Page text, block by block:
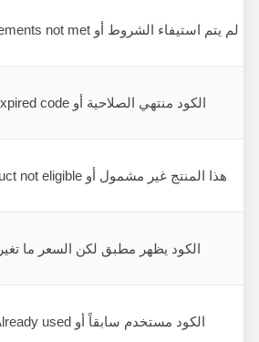
لم يتم استيفاء الشروط أو Requirements not met
الكود منتهي الصلاحية أو Expired code
هذا المنتج غير مشمول أو Product not eligible
الكود يظهر مطبق لكن السعر ما تغير
الكود مستخدم سابقاً أو Already used